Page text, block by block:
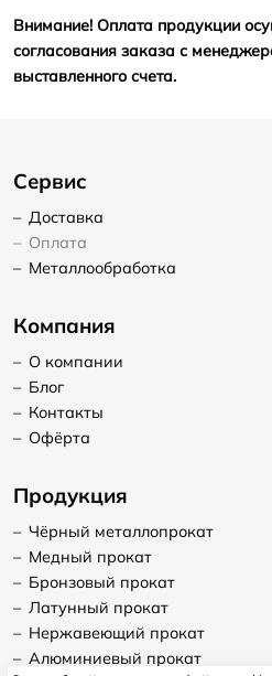
Внимание! Оплата продукции
согласования заказа с
выставленного счета.
Сервис
– Доставка
– Оплата
– Металлообработка
Компания
– О компании
– Блог
– Контакты
– Офёрта
Продукция
– Чёрный металлопрокат
– Медный прокат
– Бронзовый прокат
– Латунный прокат
– Нержавеющий прокат
– Алюминиевый прокат